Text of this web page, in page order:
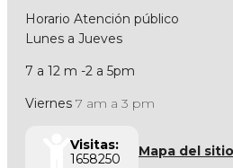
Horario Atención público
Lunes a Jueves
7 a 12 m -2 a 5pm
Viernes 7 am a 3 pm
Visitas:
1658250
Mapa del sitio